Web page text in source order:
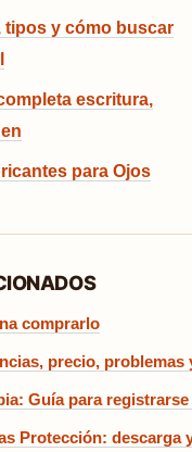
y cómo buscar
escritura,
para Ojos
comprarlo
precio, problemas
Guía para
Protección: descarga